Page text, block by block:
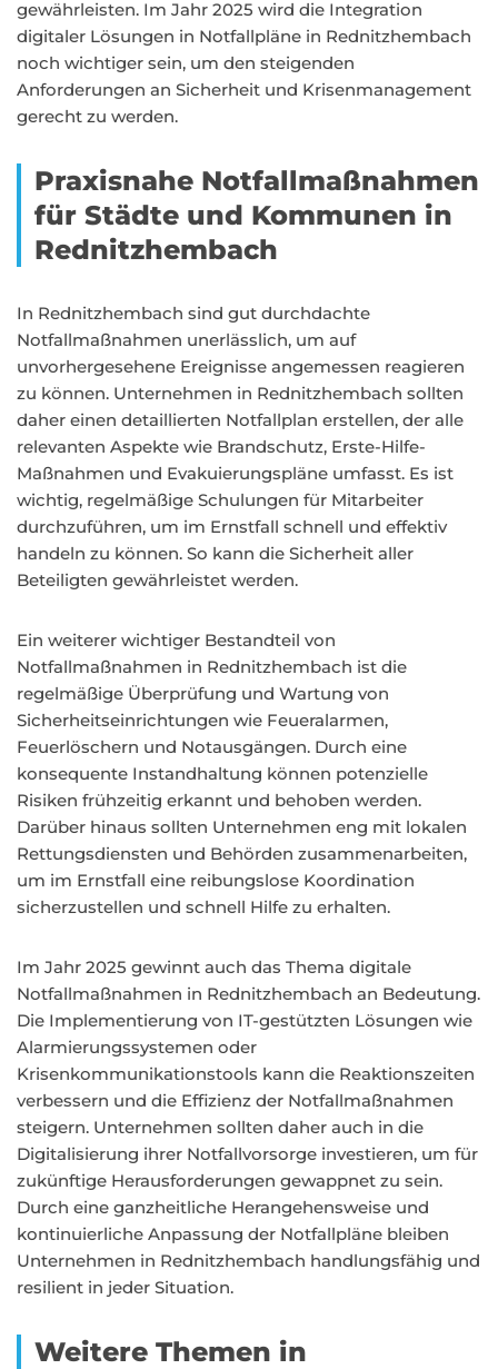
gewährleisten. Im Jahr 2025 wird die Integration
digitaler Lösungen in Notfallpläne in Rednitzhembach
noch wichtiger sein, um den steigenden
Anforderungen an Sicherheit und Krisenmanagement
gerecht zu werden.
Praxisnahe Notfallmaßnahmen
für Städte und Kommunen in
Rednitzhembach
In Rednitzhembach sind gut durchdachte
Notfallmaßnahmen unerlässlich, um auf
unvorhergesehene Ereignisse angemessen reagieren
zu können. Unternehmen in Rednitzhembach sollten
daher einen detaillierten Notfallplan erstellen, der alle
relevanten Aspekte wie Brandschutz, Erste-Hilfe-
Maßnahmen und Evakuierungspläne umfasst. Es ist
wichtig, regelmäßige Schulungen für Mitarbeiter
durchzuführen, um im Ernstfall schnell und effektiv
handeln zu können. So kann die Sicherheit aller
Beteiligten gewährleistet werden.
Ein weiterer wichtiger Bestandteil von
Notfallmaßnahmen in Rednitzhembach ist die
regelmäßige Überprüfung und Wartung von
Sicherheitseinrichtungen wie Feueralarmen,
Feuerlöschern und Notausgängen. Durch eine
konsequente Instandhaltung können potenzielle
Risiken frühzeitig erkannt und behoben werden.
Darüber hinaus sollten Unternehmen eng mit lokalen
Rettungsdiensten und Behörden zusammenarbeiten,
um im Ernstfall eine reibungslose Koordination
sicherzustellen und schnell Hilfe zu erhalten.
Im Jahr 2025 gewinnt auch das Thema digitale
Notfallmaßnahmen in Rednitzhembach an Bedeutung.
Die Implementierung von IT-gestützten Lösungen wie
Alarmierungssystemen oder
Krisenkommunikationstools kann die Reaktionszeiten
verbessern und die Effizienz der Notfallmaßnahmen
steigern. Unternehmen sollten daher auch in die
Digitalisierung ihrer Notfallvorsorge investieren, um für
zukünftige Herausforderungen gewappnet zu sein.
Durch eine ganzheitliche Herangehensweise und
kontinuierliche Anpassung der Notfallpläne bleiben
Unternehmen in Rednitzhembach handlungsfähig und
resilient in jeder Situation.
Weitere Themen in